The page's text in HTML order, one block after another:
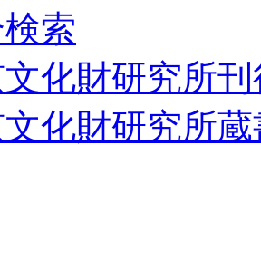
索
化財研究所
化財研究所